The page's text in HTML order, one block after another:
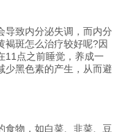
致内分泌失调，而内分
褐斑怎么治疗较好呢?因
11点之前睡觉，养成一
少黑色素的产生，从而避
物，如白菜、韭菜、豆